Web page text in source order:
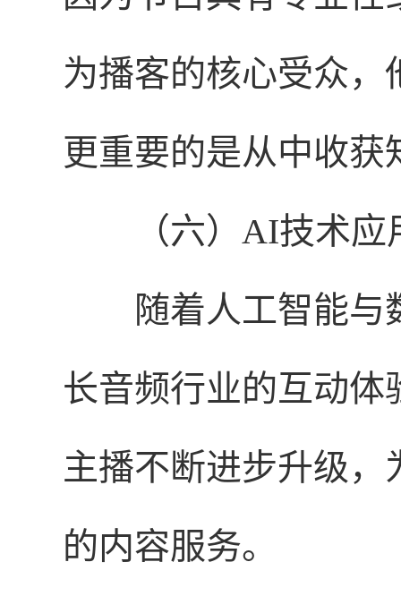
为播客的核心受众
更重要的是从中收获
（六）AI技术应
随着人工智能
长音频行业的互动
主播不断进步升级
的内容服务。